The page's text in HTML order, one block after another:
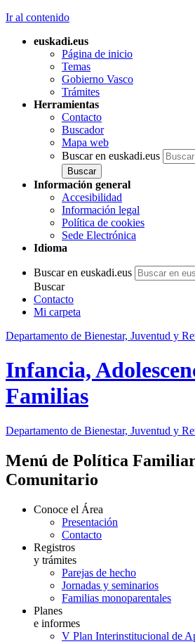
Ir al contenido
euskadi.eus
Página de inicio
Temas
Gobierno Vasco
Trámites
Herramientas
Contacto
Buscador
Mapa web
Buscar en euskadi.eus
Información general
Accesibilidad
Información legal
Política de cookies
Sede Electrónica
Idioma
Buscar en euskadi.eus
Buscar
Contacto
Mi carpeta
Departamento de Bienestar, Juventud y
Infancia,
Familias
Departamento de Bienestar, Juventud y
Menú de Política
Comunitario
Conoce el Área
Presentación
Contacto
Registros
y trámites
Parejas de hecho
Jornadas y seminarios
Familias monoparentales
Planes
e informes
V Plan Interinstitucional de